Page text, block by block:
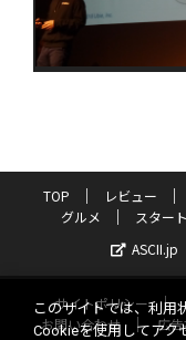
TOP レビュー
グルメ
スター
ASCII.jp
サイトポリシー
お問い合わせ
広
このサイトでは、利用
Cookieを使用してアク